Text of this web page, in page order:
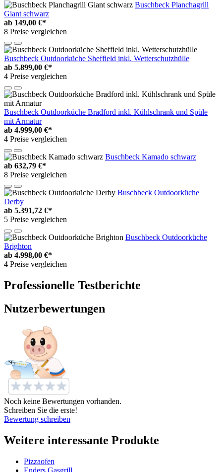
Buschbeck Planchagrill
Giant schwarz
ab 149,00 €*
8 Preise vergleichen
Buschbeck Outdoorküche Sheffield inkl. Wetterschutzhülle
ab 5.899,00 €*
4 Preise vergleichen
Buschbeck Outdoorküche Bradford inkl. Kühlschrank und Spüle
mit Armatur
ab 4.999,00 €*
4 Preise vergleichen
Buschbeck Kamado schwarz
ab 632,79 €*
8 Preise vergleichen
Buschbeck Outdoorküche
Derby
ab 5.391,72 €*
5 Preise vergleichen
Buschbeck Outdoorküche
Brighton
ab 4.998,00 €*
4 Preise vergleichen
Professionelle Testberichte
Nutzerbewertungen
Noch keine Bewertungen vorhanden.
Schreiben Sie die erste!
Bewertung schreiben
Weitere interessante Produkte
Pizzaofen
Enders Gasgrill